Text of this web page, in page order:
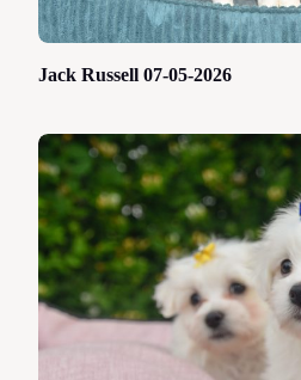
Jack Russell 07-05-2026